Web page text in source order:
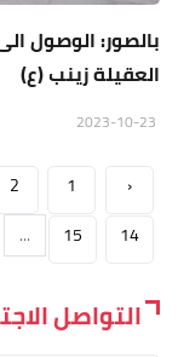
بالصور: الوصول
العقيلة زينب (ع)
‹
1
2
14
15
...
التواصل